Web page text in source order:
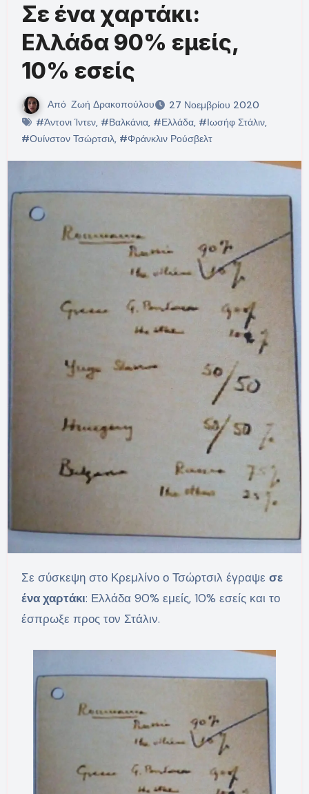
Σε ένα χαρτάκι:
Ελλάδα 90% εμείς,
10% εσείς
Από Ζωή Δρακοπούλου
27 Νοεμβρίου 2020
#Άντονι Ίντεν, #Βαλκάνια, #Ελλάδα, #Ιωσήφ Στάλιν,
#Ουίνστον Τσώρτσιλ, #Φράνκλιν Ρούσβελτ
Σε σύσκεψη στο Κρεμλίνο ο Τσώρτσιλ έγραψε σε
ένα χαρτάκι: Ελλάδα 90% εμείς, 10% εσείς και το
έσπρωξε προς τον Στάλιν.